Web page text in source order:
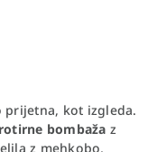
prijetna, kot izgleda.
bombaža z
z mehkobo,